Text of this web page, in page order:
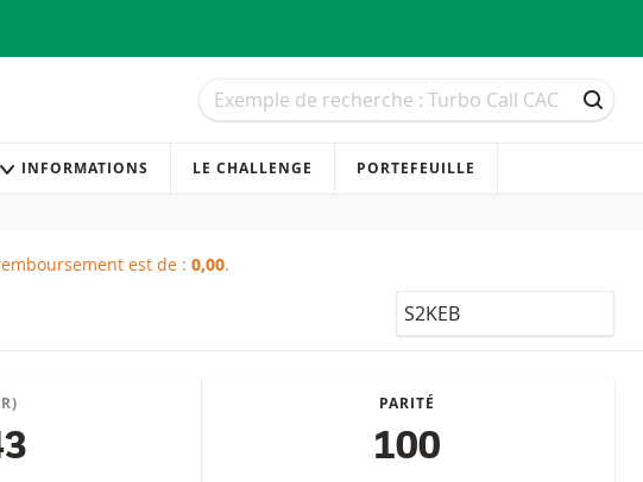
Recherche
Recherche
INFORMATIONS LE CHALLENGE PORTEFEUILLE
est de : 0,00.
LocalCode
PARITÉ
100